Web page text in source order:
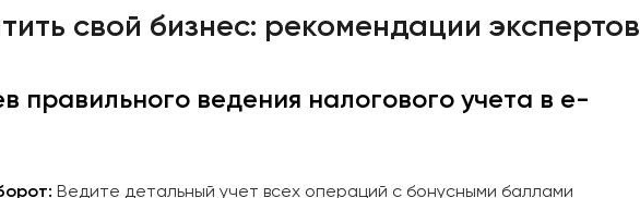
свой бизнес: рекомендации экспертов
правильного ведения налогового учета в e-
Ведите детальный учет всех операций с бонусными баллами